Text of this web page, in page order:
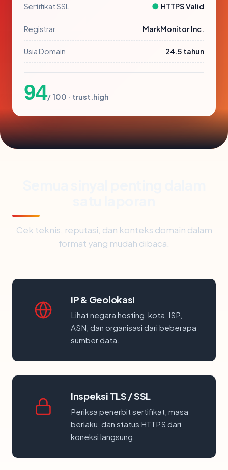
Sertifikat SSL ● HTTPS Valid
Registrar MarkMonitor Inc.
Usia Domain 24.5 tahun
94/ 100 · trust.high
Cek teknis, reputasi, dan konteks domain dalam
format yang mudah dibaca.
IP & Geolokasi
Lihat negara hosting, kota, ISP,
ASN, dan organisasi dari beberapa
sumber data.
Inspeksi TLS / SSL
Periksa penerbit sertifikat, masa
berlaku, dan status HTTPS dari
koneksi langsung.